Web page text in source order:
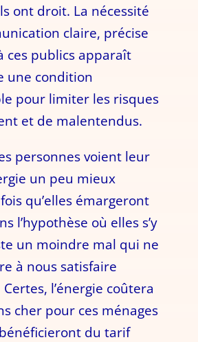
ont droit. La nécessité
claire, précise
ces publics apparaît
une condition
pour limiter les risques
et de malentendus.
personnes voient leur
un peu mieux
qu’elles émargeront
l’hypothèse où elles s’y
un moindre mal qui ne
à nous satisfaire
l’énergie coûtera
cher pour ces ménages
du tarif